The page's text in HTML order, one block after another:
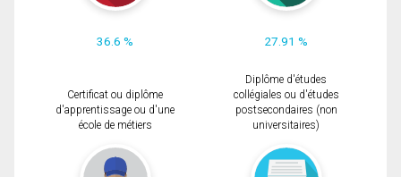
36.6 % 27.91 %
Certificat ou diplôme
d'apprentissage ou d'une
école de métiers
Diplôme d'études
collégiales ou d'études
postsecondaires (non
universitaires)